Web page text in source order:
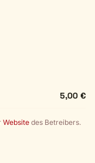
5,00 €
Website des Betreibers.